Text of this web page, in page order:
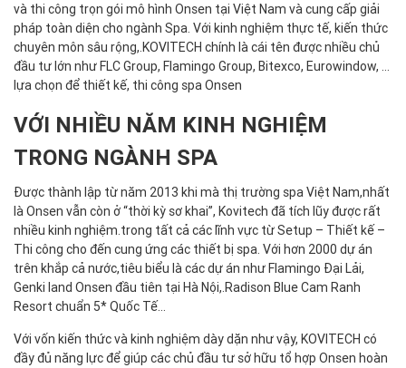
và thi công trọn gói mô hình Onsen tại Việt Nam và cung cấp giải
pháp toàn diện cho ngành Spa. Với kinh nghiệm thực tế, kiến thức
chuyên môn sâu rộng,.KOVITECH chính là cái tên được nhiều chủ
đầu tư lớn như FLC Group, Flamingo Group, Bitexco, Eurowindow, …
lựa chọn để thiết kế, thi công spa Onsen
VỚI NHIỀU NĂM KINH NGHIỆM
TRONG NGÀNH SPA
Được thành lập từ năm 2013 khi mà thị trường spa Việt Nam,nhất
là Onsen vẫn còn ở “thời kỳ sơ khai”, Kovitech đã tích lũy được rất
nhiều kinh nghiệm.trong tất cả các lĩnh vực từ Setup – Thiết kế –
Thi công cho đến cung ứng các thiết bị spa. Với hơn 2000 dự án
trên khắp cả nước,tiêu biểu là các dự án như Flamingo Đại Lải,
Genki land Onsen đầu tiên tại Hà Nội,.Radison Blue Cam Ranh
Resort chuẩn 5* Quốc Tế…
Với vốn kiến thức và kinh nghiệm dày dặn như vậy, KOVITECH có
đầy đủ năng lực để giúp các chủ đầu tư sở hữu tổ hợp Onsen hoàn